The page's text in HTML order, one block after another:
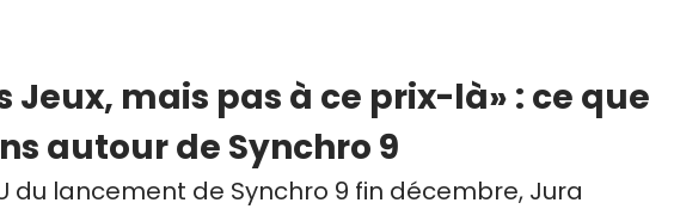
Jeux, mais pas à ce prix-là» : ce que
autour de Synchro 9
du lancement de Synchro 9 fin décembre, Jura